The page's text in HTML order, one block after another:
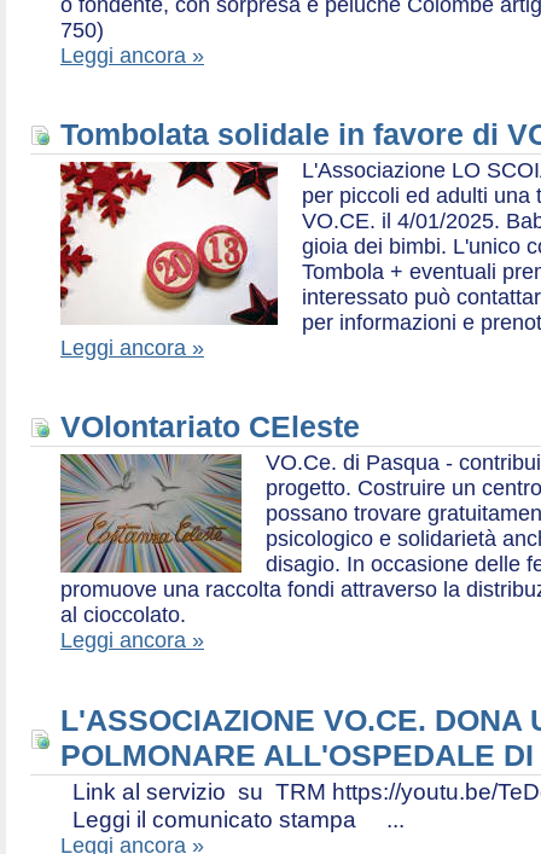
750)
Leggi ancora »
Tombolata solidale in favore di
L'Associazione LO
per piccoli ed adulti una
VO.CE. il 4/01/2025.
gioia dei bimbi. L'unico
Tombola + eventuali
interessato può
per informazioni e
Leggi ancora »
VOlontariato CEleste
VO.Ce. di Pasqua -
progetto. Costruire un
possano trovare
psicologico e solidarietà
disagio. In occasione delle
promuove una raccolta fondi attraverso la
al cioccolato.
Leggi ancora »
L'ASSOCIAZIONE VO.CE. DONA
POLMONARE ALL'OSPEDALE
Link al servizio su TRM https://youtu.be/
Leggi il comunicato stampa ...
Leggi ancora »